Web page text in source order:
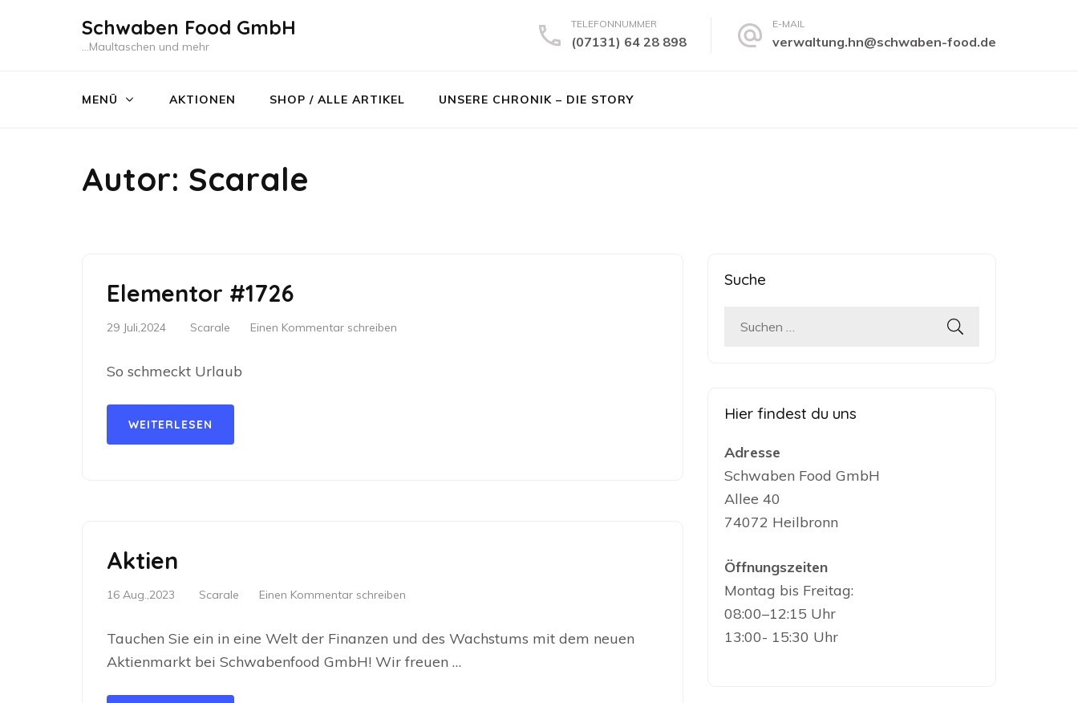
Schwaben Food GmbH
…Maultaschen und mehr
TELEFONNUMMER
(07131) 64 28 898
E-MAIL
verwaltung.hn@schwaben-food.de
MENÜ AKTIONEN SHOP / ALLE ARTIKEL UNSERE CHRONIK – DIE STORY
Autor: Scarale
Elementor #1726
29 Juli,2024 Scarale Einen Kommentar schreiben
So schmeckt Urlaub
WEITERLESEN
Aktien
16 Aug.,2023 Scarale Einen Kommentar schreiben
Tauchen Sie ein in eine Welt der Finanzen und des Wachstums mit dem neuen
Aktienmarkt bei Schwabenfood GmbH! Wir freuen …
Suche
Suchen
Hier findest du uns
Adresse
Schwaben Food GmbH
Allee 40
74072 Heilbronn
Öffnungszeiten
Montag bis Freitag:
08:00–12:15 Uhr
13:00- 15:30 Uhr